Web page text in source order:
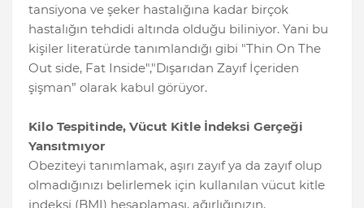
tansiyona ve şeker hastalığına kadar birçok
hastalığın tehdidi altında olduğu biliniyor. Yani bu
kişiler literatürde tanımlandığı gibi "Thin On The
Out side, Fat Inside","Dışarıdan Zayıf İçeriden
şişman” olarak kabul görüyor.
Kilo Tespitinde, Vücut Kitle İndeksi Gerçeği
Yansıtmıyor
Obeziteyi tanımlamak, aşırı zayıf ya da zayıf olup
olmadığınızı belirlemek için kullanılan vücut kitle
indeksi (BMI) hesaplaması, ağırlığınızın,